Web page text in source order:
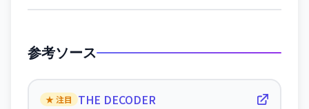
参考ソース
★ 注目 THE DECODER